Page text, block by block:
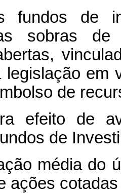
fundos de
sobras de
legislação em
de
efeito de
de
média do
ações